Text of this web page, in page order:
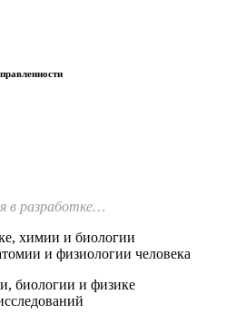
в разработке…
химии и биологии
и физиологии человека
биологии и физике